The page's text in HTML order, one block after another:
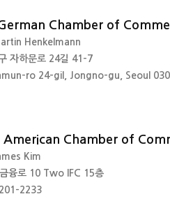
German Chamber of
Henkelmann
자하문로 24길 41-7
ro 24-gil, Jongno-gu, Seoul
American Chamber of
Kim
융로 10 Two IFC 15층
2233